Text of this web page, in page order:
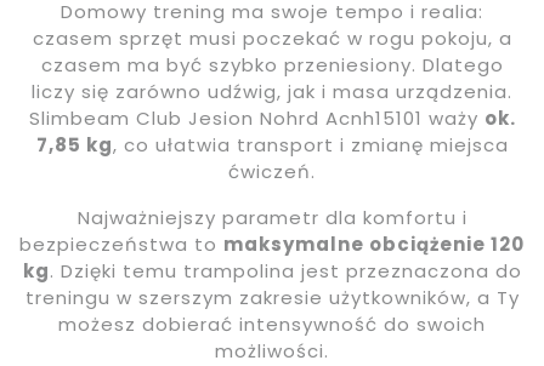
Domowy trening ma swoje tempo i realia:
czasem sprzęt musi poczekać w rogu pokoju, a
czasem ma być szybko przeniesiony. Dlatego
liczy się zarówno udźwig, jak i masa urządzenia.
Slimbeam Club Jesion Nohrd Acnh15101 waży ok.
7,85 kg, co ułatwia transport i zmianę miejsca
ćwiczeń.
Najważniejszy parametr dla komfortu i
bezpieczeństwa to maksymalne obciążenie 120
kg. Dzięki temu trampolina jest przeznaczona do
treningu w szerszym zakresie użytkowników, a Ty
możesz dobierać intensywność do swoich
możliwości.